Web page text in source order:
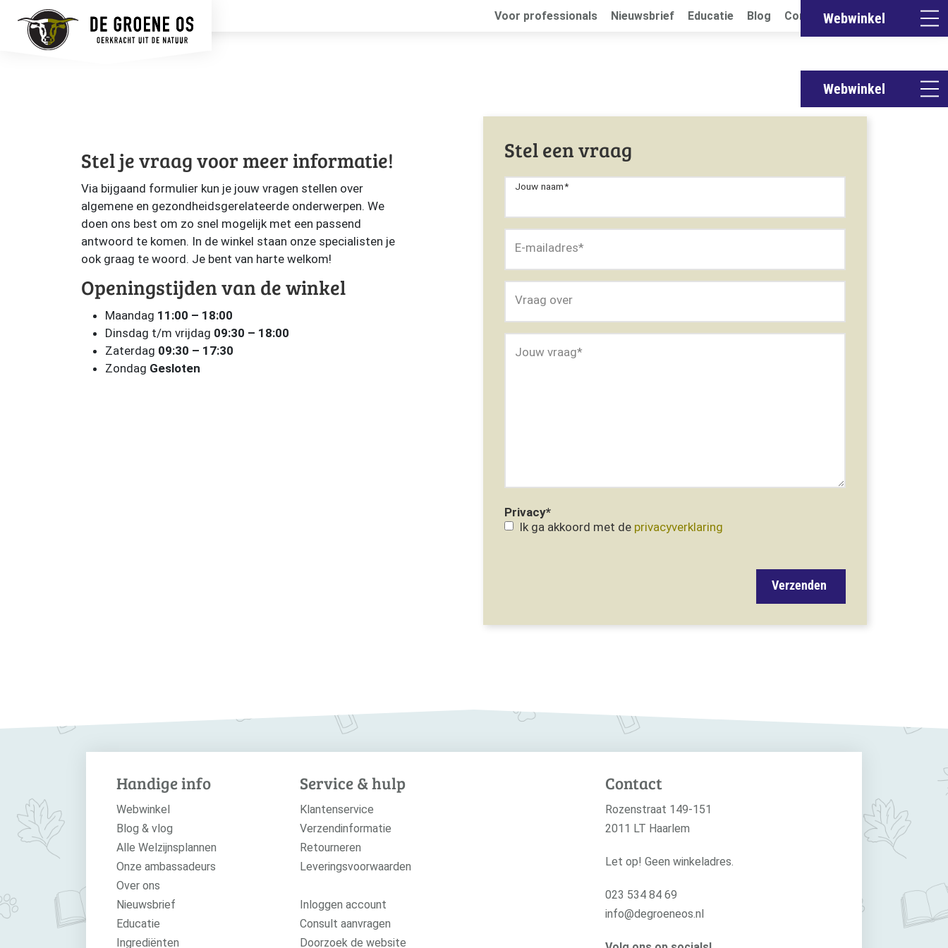
Voor professionals Nieuwsbrief Educatie Blog Contact
Webwinkel
Webwinkel
Stel je vraag voor meer informatie!
Via bijgaand formulier kun je jouw vragen stellen over
algemene en gezondheidsgerelateerde onderwerpen. We
doen ons best om zo snel mogelijk met een passend
antwoord te komen. In de winkel staan onze specialisten je
ook graag te woord. Je bent van harte welkom!
Openingstijden van de winkel
Maandag 11:00 – 18:00
Dinsdag t/m vrijdag 09:30 – 18:00
Zaterdag 09:30 – 17:30
Zondag Gesloten
Stel een vraag
Jouw naam*
E-mailadres*
Vraag over
Jouw vraag*
Privacy*
Ik ga akkoord met de privacyverklaring
Verzenden
Handige info
Webwinkel
Blog & vlog
Alle Welzijnsplannen
Onze ambassadeurs
Over ons
Nieuwsbrief
Educatie
Ingrediënten
Service & hulp
Klantenservice
Verzendinformatie
Retourneren
Leveringsvoorwaarden
Inloggen account
Consult aanvragen
Doorzoek de website
Contact
Rozenstraat 149-151
2011 LT Haarlem
Let op! Geen winkeladres.
023 534 84 69
info@degroeneos.nl